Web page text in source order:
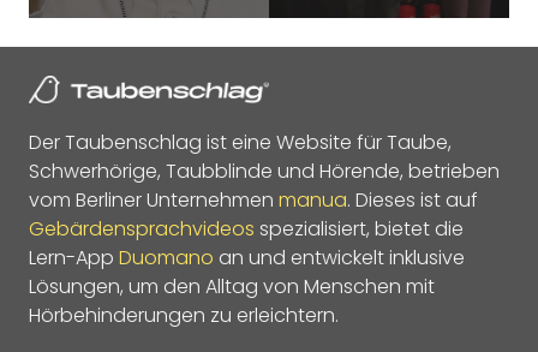
Der Taubenschlag ist eine Website für Taube,
Schwerhörige, Taubblinde und Hörende, betrieben
vom Berliner Unternehmen manua. Dieses ist auf
Gebärdensprachvideos spezialisiert, bietet die
Lern-App Duomano an und entwickelt inklusive
Lösungen, um den Alltag von Menschen mit
Hörbehinderungen zu erleichtern.